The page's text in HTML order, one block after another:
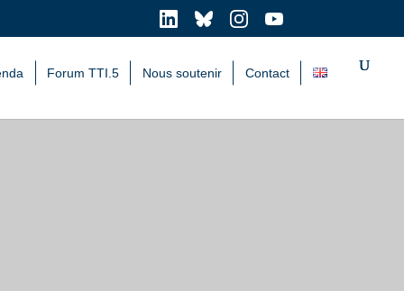
Forum TTI.5 Nous soutenir Contact